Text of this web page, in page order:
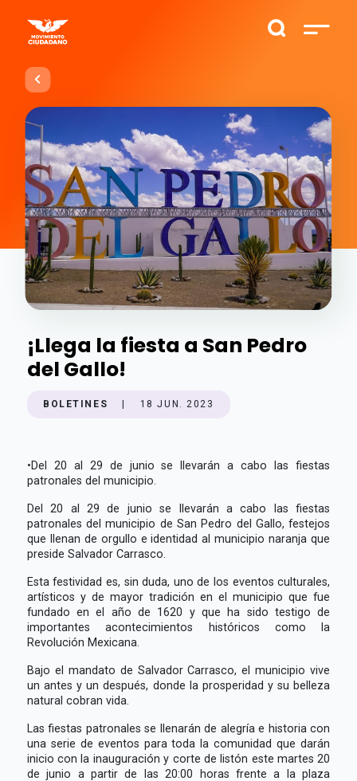
¡Llega la fiesta a San Pedro
del Gallo!
BOLETINES 18 JUN. 2023
•Del 20 al 29 de junio se llevarán a cabo las fiestas
patronales del municipio.
Del 20 al 29 de junio se llevarán a cabo las fiestas
patronales del municipio de San Pedro del Gallo, festejos
que llenan de orgullo e identidad al municipio naranja que
preside Salvador Carrasco.
Esta festividad es, sin duda, uno de los eventos culturales,
artísticos y de mayor tradición en el municipio que fue
fundado en el año de 1620 y que ha sido testigo de
importantes acontecimientos históricos como la
Revolución Mexicana.
Bajo el mandato de Salvador Carrasco, el municipio vive
un antes y un después, donde la prosperidad y su belleza
natural cobran vida.
Las fiestas patronales se llenarán de alegría e historia con
una serie de eventos para toda la comunidad que darán
inicio con la inauguración y corte de listón este martes 20
de junio a partir de las 20:00 horas frente a la plaza